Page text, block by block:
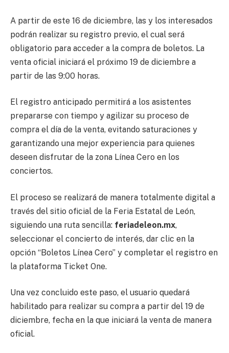
A partir de este 16 de diciembre, las y los interesados
podrán realizar su registro previo, el cual será
obligatorio para acceder a la compra de boletos. La
venta oficial iniciará el próximo 19 de diciembre a
partir de las 9:00 horas.
El registro anticipado permitirá a los asistentes
prepararse con tiempo y agilizar su proceso de
compra el día de la venta, evitando saturaciones y
garantizando una mejor experiencia para quienes
deseen disfrutar de la zona Línea Cero en los
conciertos.
El proceso se realizará de manera totalmente digital a
través del sitio oficial de la Feria Estatal de León,
siguiendo una ruta sencilla: feriadeleon.mx,
seleccionar el concierto de interés, dar clic en la
opción “Boletos Línea Cero” y completar el registro en
la plataforma Ticket One.
Una vez concluido este paso, el usuario quedará
habilitado para realizar su compra a partir del 19 de
diciembre, fecha en la que iniciará la venta de manera
oficial.